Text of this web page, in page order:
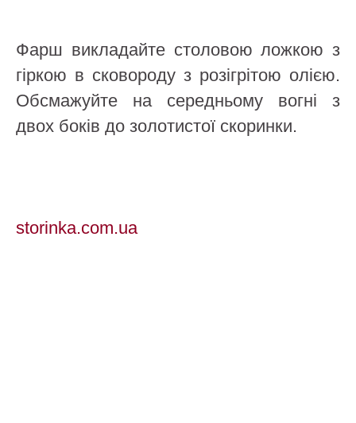
Фарш викладайте столовою ложкою з
гіркою в сковороду з розігрітою олією.
Обсмажуйте на середньому вогні з
двох боків до золотистої скоринки.
storinka.com.ua